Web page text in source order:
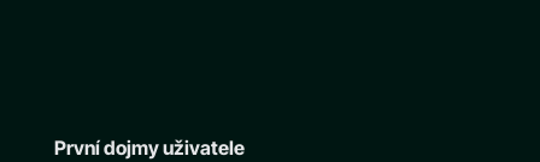
První dojmy uživatele